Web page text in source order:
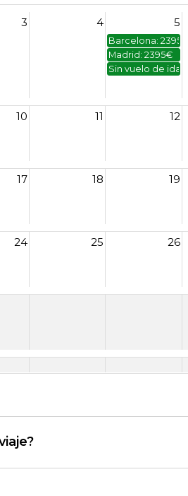
3 4 5
Barcelona: 2395€
Madrid: 2395€
Sin vuelo de ida:
10 11 12
17 18 19
24 25 26